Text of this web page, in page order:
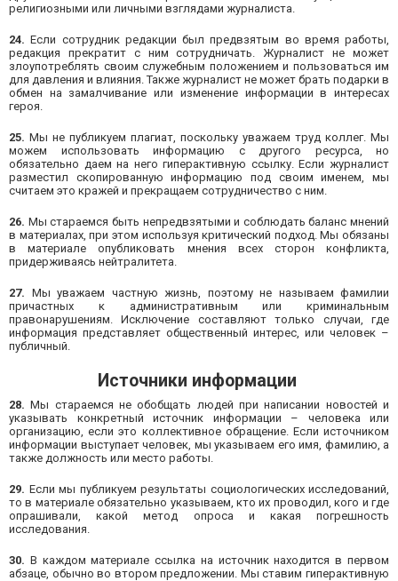
религиозными или личными взглядами журналиста.
24. Если сотрудник редакции был предвзятым во время работы,
редакция прекратит с ним сотрудничать. Журналист не может
злоупотреблять своим служебным положением и пользоваться им
для давления и влияния. Также журналист не может брать подарки в
обмен на замалчивание или изменение информации в интересах
героя.
25. Мы не публикуем плагиат, поскольку уважаем труд коллег. Мы
можем использовать информацию с другого ресурса, но
обязательно даем на него гиперактивную ссылку. Если журналист
разместил скопированную информацию под своим именем, мы
считаем это кражей и прекращаем сотрудничество с ним.
26. Мы стараемся быть непредвзятыми и соблюдать баланс мнений
в материалах, при этом используя критический подход. Мы обязаны
в материале опубликовать мнения всех сторон конфликта,
придерживаясь нейтралитета.
27. Мы уважаем частную жизнь, поэтому не называем фамилии
причастных к административным или криминальным
правонарушениям. Исключение составляют только случаи, где
информация представляет общественный интерес, или человек –
публичный.
Источники информации
28. Мы стараемся не обобщать людей при написании новостей и
указывать конкретный источник информации – человека или
организацию, если это коллективное обращение. Если источником
информации выступает человек, мы указываем его имя, фамилию, а
также должность или место работы.
29. Если мы публикуем результаты социологических исследований,
то в материале обязательно указываем, кто их проводил, кого и где
опрашивали, какой метод опроса и какая погрешность
исследования.
30. В каждом материале ссылка на источник находится в первом
абзаце, обычно во втором предложении. Мы ставим гиперактивную